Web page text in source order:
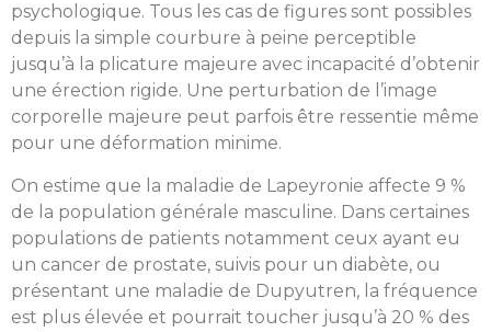
psychologique. Tous les cas de figures sont possibles
depuis la simple courbure à peine perceptible
jusqu’à la plicature majeure avec incapacité d’obtenir
une érection rigide. Une perturbation de l’image
corporelle majeure peut parfois être ressentie même
pour une déformation minime.
On estime que la maladie de Lapeyronie affecte 9 %
de la population générale masculine. Dans certaines
populations de patients notamment ceux ayant eu
un cancer de prostate, suivis pour un diabète, ou
présentant une maladie de Dupyutren, la fréquence
est plus élevée et pourrait toucher jusqu’à 20 % des